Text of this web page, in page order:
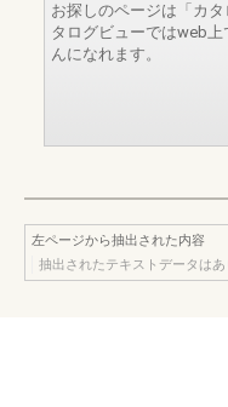
お探しのページは「カ
タログビューではweb
んになれます。
左ページから抽出された内容
抽出されたテキストデータはあ